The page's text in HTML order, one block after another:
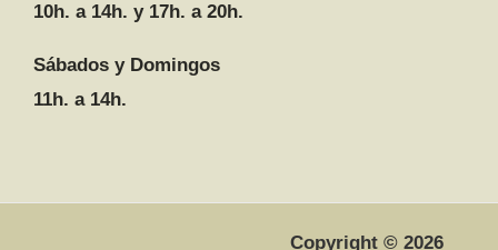
10h. a 14h. y 17h. a 20h.
Sábados y Domingos
11h. a 14h.
Copyright © 2026